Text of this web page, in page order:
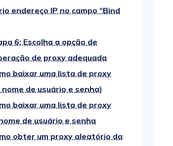
endereço IP no campo “Bind
6: Escolha a opção de
de proxy adequada
baixar uma lista de proxy
nome de usuário e senha)
baixar uma lista de proxy
de usuário e senha
obter um proxy aleatório da